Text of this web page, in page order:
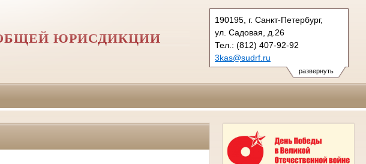
развернуть
190195, г. Санкт-Петербург,
ул. Садовая, д.26
Тел.: (812) 407-92-92
3kas@sudrf.ru
ЮРИСДИКЦИИ